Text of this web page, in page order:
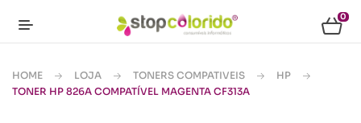
0
HOME LOJA TONERS COMPATIVEIS
HP
TONER HP 826A COMPATÍVEL MAGENTA CF313A